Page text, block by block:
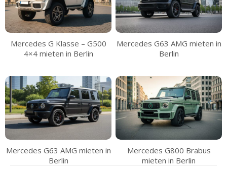
Mercedes G Klasse – G500
4×4 mieten in Berlin
Mercedes G63 AMG mieten in
Berlin
Mercedes G63 AMG mieten in
Berlin
Mercedes G800 Brabus
mieten in Berlin